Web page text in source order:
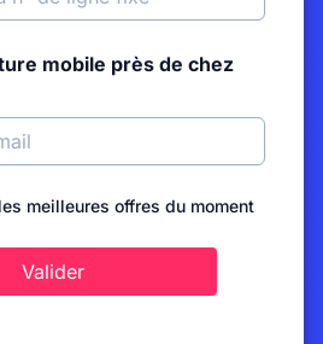
mobile près de chez
meilleures offres du moment
Valider